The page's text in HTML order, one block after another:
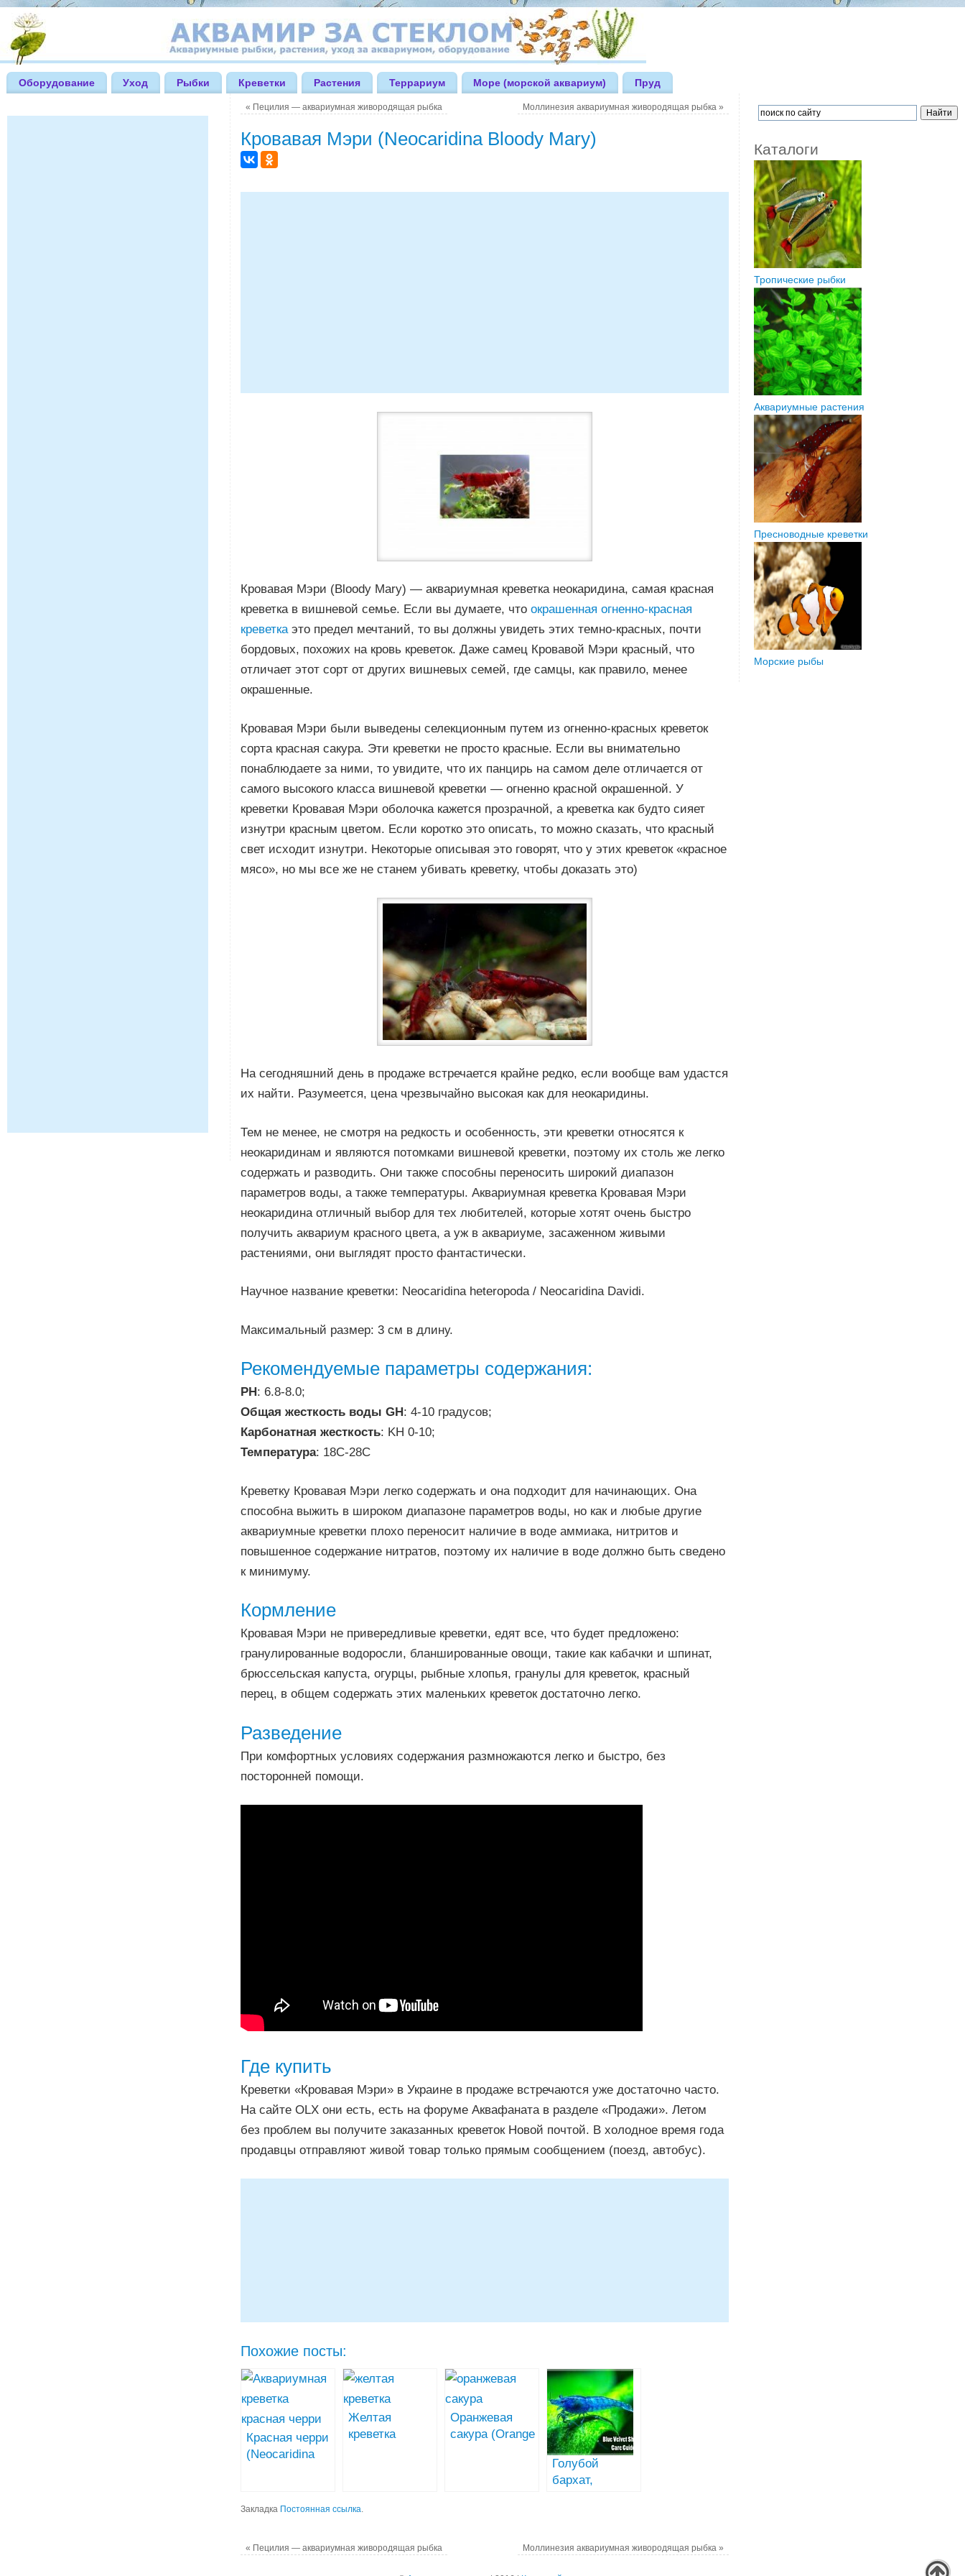
Оборудование Уход Рыбки Креветки Растения Террариум Море (морской аквариум) Пруд
« Пецилия — аквариумная живородящая рыбка Моллинезия аквариумная живородящая рыбка»
Кровавая Мэри (Neocaridina Bloody Mary)
Кровавая Мэри (Bloody Mary) — аквариумная креветка неокаридина, самая красная
креветка в вишневой семье. Если вы думаете, что окрашенная огненно-красная
креветкаэто предел мечтаний, то вы должны увидеть этих темно-красных, почти
бордовых, похожих на кровь креветок. Даже самец Кровавой Мэри красный, что
отличает этот сорт от других вишневых семей, где самцы, как правило, менее
окрашенные.
Кровавая Мэри были выведены селекционным путем из огненно-красных креветок
сорта красная сакура. Эти креветки не просто красные. Если вы внимательно
понаблюдаете за ними, то увидите, что их панцирь на самом деле отличается от
самого высокого класса вишневой креветки — огненно красной окрашенной. У
креветки Кровавая Мэри оболочка кажется прозрачной, а креветка как будто сияет
изнутри красным цветом. Если коротко это описать, то можно сказать, что красный
свет исходит изнутри. Некоторые описывая это говорят, что у этих креветок «красное
мясо», но мы все же не станем убивать креветку, чтобы доказать это)
На сегодняшний день в продаже встречается крайне редко, если вообще вам удастся
их найти. Разумеется, цена чрезвычайно высокая как для неокаридины.
Тем не менее, не смотря на редкость и особенность, эти креветки относятся к
неокаридинам и являются потомками вишневой креветки, поэтому их столь же легко
содержать и разводить. Они также способны переносить широкий диапазон
параметров воды, а также температуры. Аквариумная креветка Кровавая Мэри
неокаридина отличный выбор для тех любителей, которые хотят очень быстро
получить аквариум красного цвета, а уж в аквариуме, засаженном живыми
растениями, они выглядят просто фантастически.
Научное название креветки: Neocaridina heteropoda / Neocaridina Davidi.
Максимальный размер: 3 см в длину.
Рекомендуемые параметры содержания:
PH: 6.8-8.0;
Общая жесткость воды GH: 4-10 градусов;
Карбонатная жесткость: KH 0-10;
Температура: 18C-28C
Креветку Кровавая Мэри легко содержать и она подходит для начинающих. Она
способна выжить в широком диапазоне параметров воды, но как и любые другие
аквариумные креветки плохо переносит наличие в воде аммиака, нитритов и
повышенное содержание нитратов, поэтому их наличие в воде должно быть сведено
к минимуму.
Кормление
Кровавая Мэри не привередливые креветки, едят все, что будет предложено:
гранулированные водоросли, бланшированные овощи, такие как кабачки и шпинат,
брюссельская капуста, огурцы, рыбные хлопья, гранулы для креветок, красный
перец, в общем содержать этих маленьких креветок достаточно легко.
Разведение
При комфортных условиях содержания размножаются легко и быстро, без
посторонней помощи.
Где купить
Креветки «Кровавая Мэри» в Украине в продаже встречаются уже достаточно часто.
На сайте OLX они есть, есть на форуме Аквафаната в разделе «Продажи». Летом
без проблем вы получите заказанных креветок Новой почтой. В холодное время года
продавцы отправляют живой товар только прямым сообщением (поезд, автобус).
Похожие посты:
Красная черри
(Neocaridina
аквариумная
Желтая
креветка
Оранжевая
сакура (Orange
Голубой
бархат,
Shrimp)
Закладка Постоянная ссылка
« Пецилия — аквариумная живородящая рыбка Моллинезия аквариумная живородящая рыбка»
Каталоги
Тропические рыбки
Аквариумные растения
Пресноводные креветки
Морские рыбы